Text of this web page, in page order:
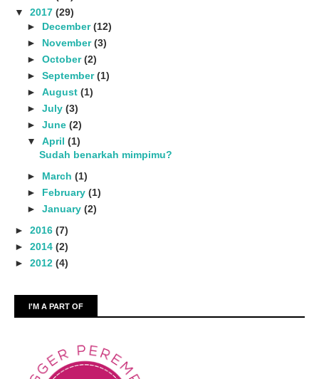
▼ 2017 (29)
► December(12)
► November(3)
► October(2)
► September(1)
► August (1)
► July (3)
► June (2)
▼ April (1)
Sudah benarkah mimpimu?
► March (1)
► February (1)
► January (2)
► 2016 (7)
► 2014 (2)
► 2012 (4)
I'M A PART OF